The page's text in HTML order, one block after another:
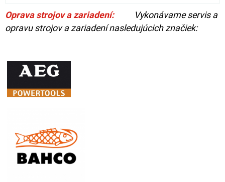
Oprava strojov a zariadení:
Vykonávame servis a
opravu strojov a zariadení nasledujúcich značiek: